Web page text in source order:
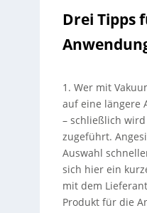
Drei Tipps
1. Wer mit
auf eine längere
– schließlich
zugeführt.
Auswahl
sich hier ein
mit dem
Produkt für die